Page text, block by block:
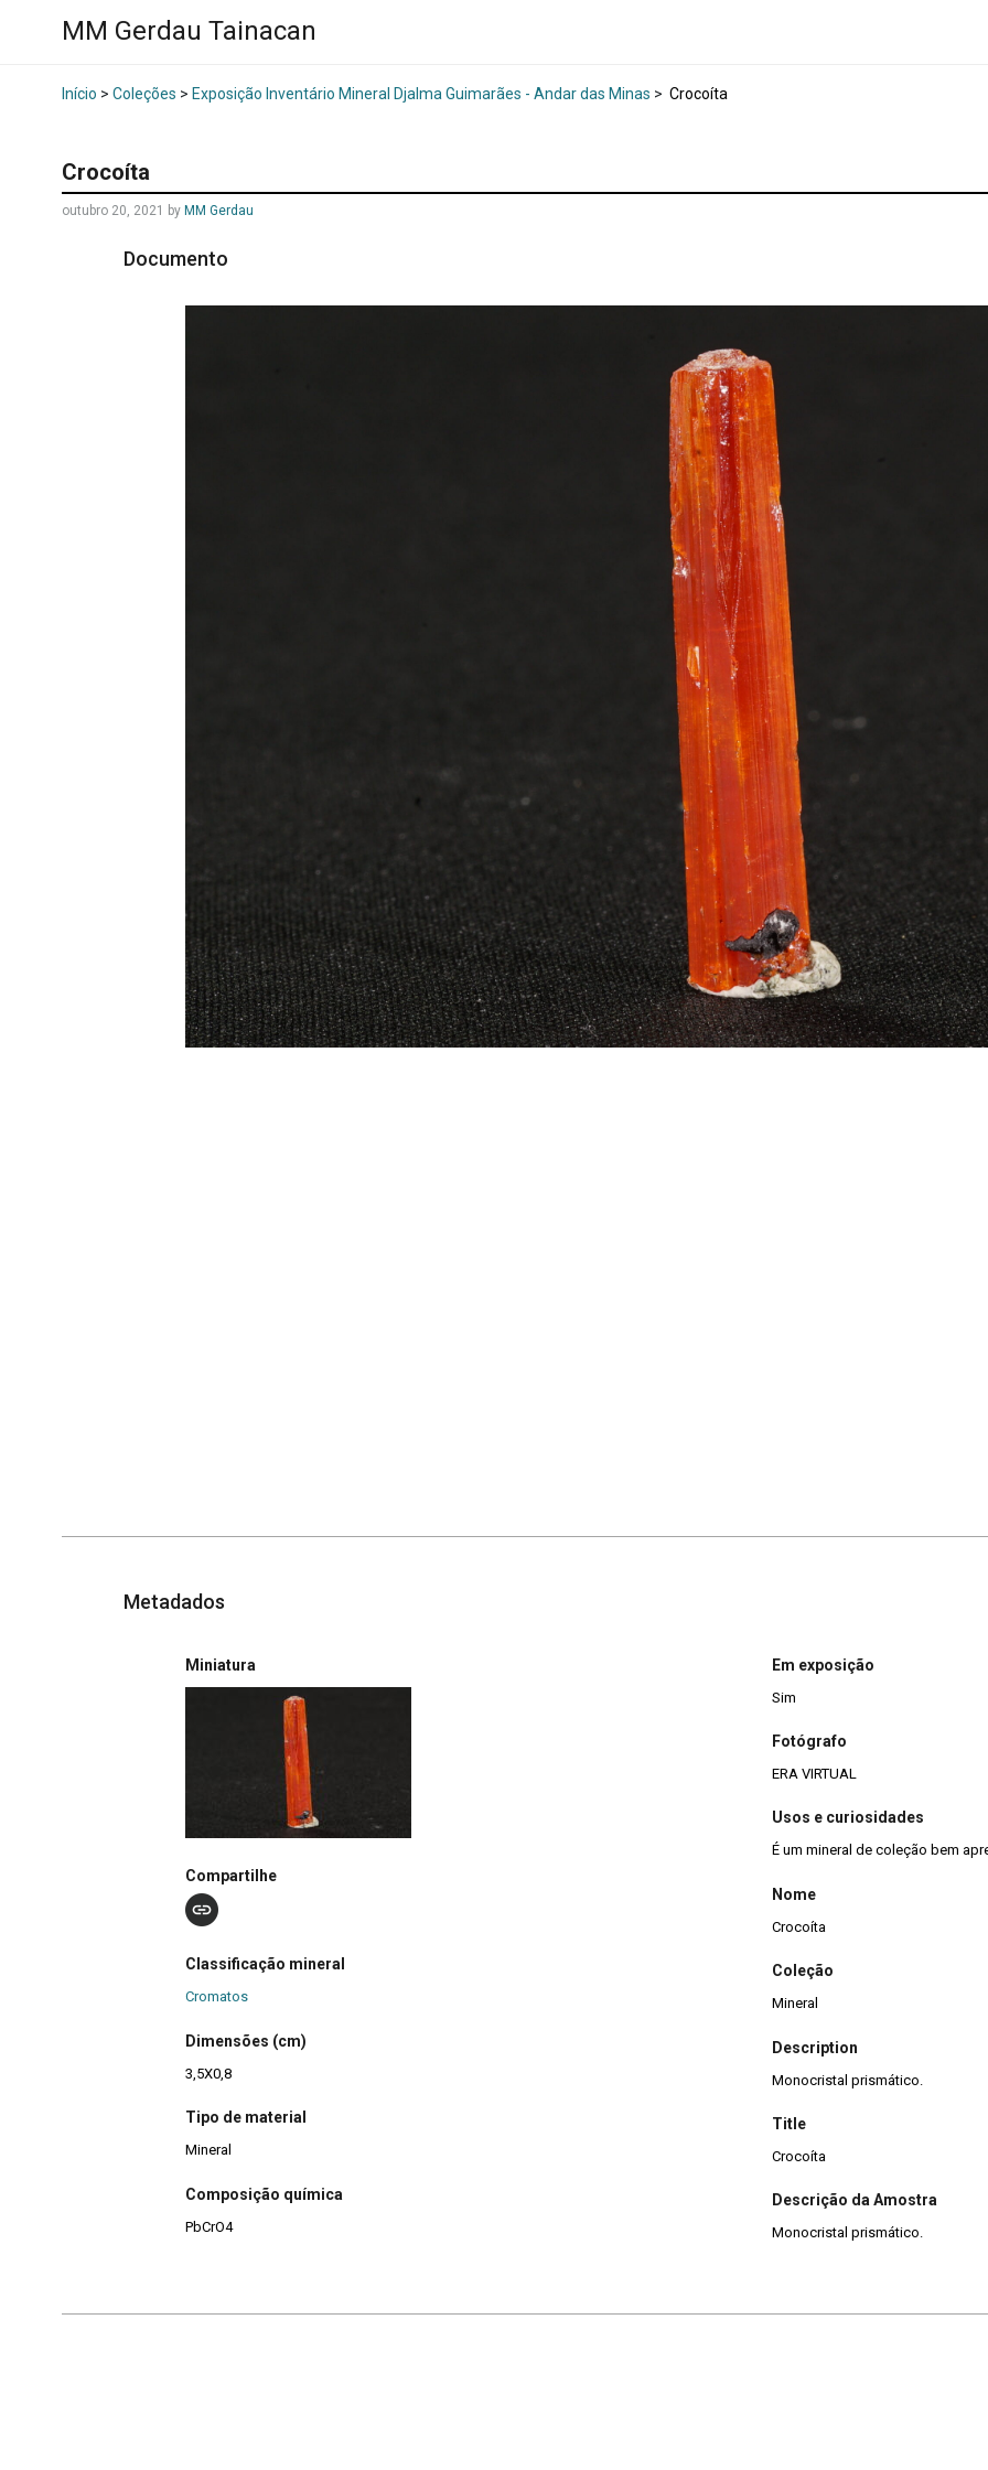
MM Gerdau Tainacan
Início > Coleções > Exposição Inventário Mineral Djalma Guimarães - Andar das Minas > Crocoíta
Crocoíta
outubro 20, 2021 by MM Gerdau
Documento
Metadados
Miniatura
Compartilhe
Classificação mineral
Cromatos
Dimensões (cm)
3,5X0,8
Tipo de material
Mineral
Composição química
PbCrO4
Em exposição
Sim
Fotógrafo
ERA VIRTUAL
Usos e curiosidades
É um mineral de coleção bem
Nome
Crocoíta
Coleção
Mineral
Description
Monocristal prismático.
Title
Crocoíta
Descrição da Amostra
Monocristal prismático.